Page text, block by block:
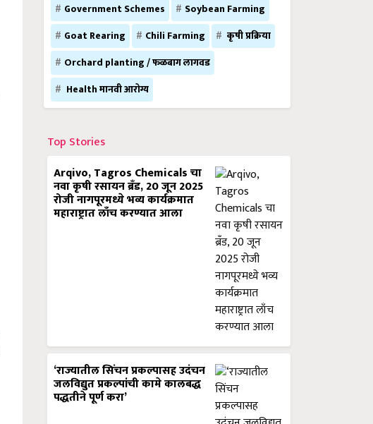
Government Schemes
Soybean Farming
Goat Rearing
Chili Farming
कृषी प्रक्रिया
Orchard planting / फळबाग लागवड
Health मानवी आरोग्य
Top Stories
Arqivo, Tagros Chemicals चा
नवा कृषी रसायन ब्रँड, 20 जून 2025
रोजी नागपूरमध्ये भव्य कार्यक्रमात
महाराष्ट्रात लाँच करण्यात आला
‘राज्यातील सिंचन प्रकल्पासह उदंचन
जलविद्युत प्रकल्पांची कामे कालबद्ध
पद्धतीने पूर्ण करा’